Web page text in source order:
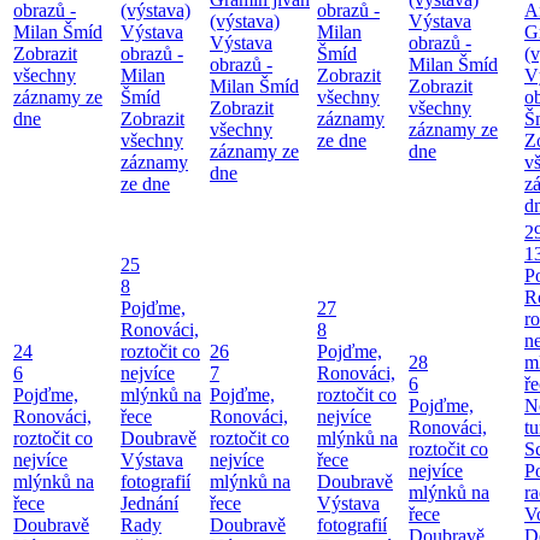
obrazů -
Milan Šmíd
Zobrazit
všechny
záznamy ze
dne
(výstava)
Výstava
obrazů -
Milan
Šmíd
Zobrazit
všechny
záznamy
ze dne
(výstava)
Výstava
obrazů -
Milan Šmíd
Zobrazit
všechny
záznamy ze
dne
obrazů -
Milan
Šmíd
Zobrazit
všechny
záznamy
ze dne
Výstava
obrazů -
Milan Šmíd
Zobrazit
všechny
záznamy ze
dne
24
6
Pojďme,
Ronováci,
roztočit co
nejvíce
mlýnků na
řece
Doubravě
25
8
Pojďme,
Ronováci,
roztočit co
nejvíce
mlýnků na
řece
Doubravě
Výstava
fotografií
Jednání
Rady
26
7
Pojďme,
Ronováci,
roztočit co
nejvíce
mlýnků na
řece
Doubravě
27
8
Pojďme,
Ronováci,
roztočit co
nejvíce
mlýnků na
řece
Doubravě
Výstava
fotografií
28
6
Pojďme,
Ronováci,
roztočit co
nejvíce
mlýnků na
řece